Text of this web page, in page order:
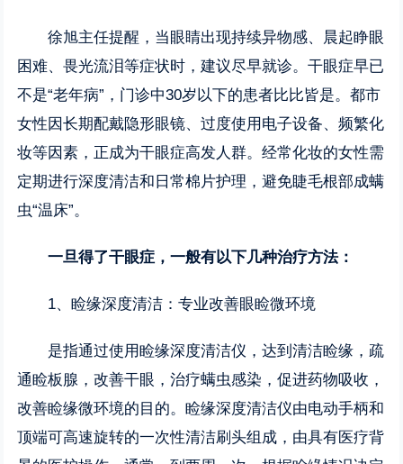
徐旭主任提醒，当眼睛出现持续异物感、晨起睁眼
困难、畏光流泪等症状时，建议尽早就诊。干眼症早已
不是“老年病”，门诊中30岁以下的患者比比皆是。都市
女性因长期配戴隐形眼镜、过度使用电子设备、频繁化
妆等因素，正成为干眼症高发人群。经常化妆的女性需
定期进行深度清洁和日常棉片护理，避免睫毛根部成螨
虫“温床”。
一旦得了干眼症，一般有以下几种治疗方法：
1、睑缘深度清洁：专业改善眼睑微环境
是指通过使用睑缘深度清洁仪，达到清洁睑缘，疏
通睑板腺，改善干眼，治疗螨虫感染，促进药物吸收，
改善睑缘微环境的目的。睑缘深度清洁仪由电动手柄和
顶端可高速旋转的一次性清洁刷头组成，由具有医疗背